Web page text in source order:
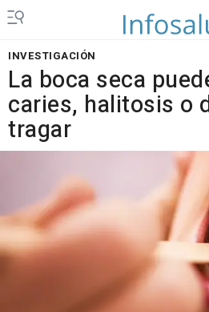
INVESTIGACIÓN
La boca seca
caries, halitosis o
tragar